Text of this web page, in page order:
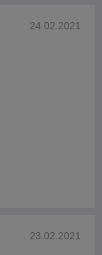
24.02.2021
23.02.2021